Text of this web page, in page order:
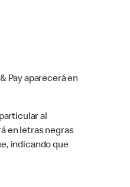
Pay aparecerá en
al
en letras negras
indicando que